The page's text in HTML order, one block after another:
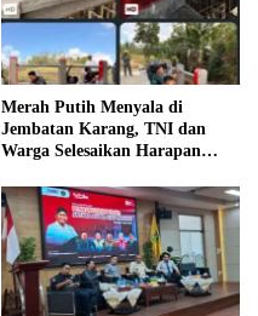
Merah Putih Menyala di
Jembatan Karang, TNI dan
Warga Selesaikan Harapan